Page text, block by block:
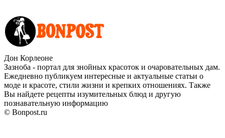
Дон Корлеоне
Зазноба - портал для знойных красоток и очаровательных дам.
Ежедневно публикуем интересные и актуальные статьи о
моде и красоте, стили жизни и крепких отношениях. Также
Вы найдете рецепты изумительных блюд и другую
познавательную информацию
© Bonpost.ru